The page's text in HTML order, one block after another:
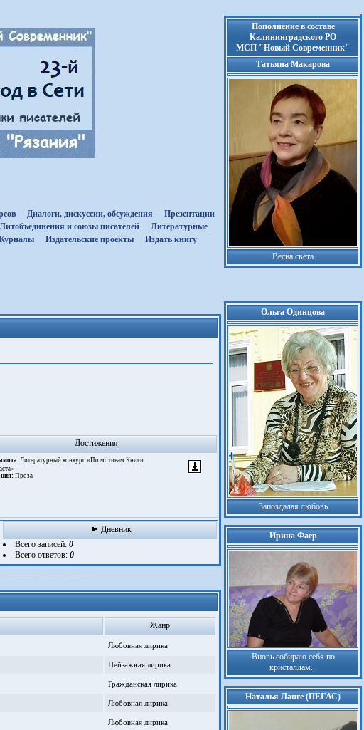
Диалоги, дискуссии, обсуждения
Презентации
Литобъединения и союзы писателей
Литературные
Издательские проекты Издать книгу
Пополнение в составе
Калининградского РО
МСП "Новый Современник"
Татьяна Макарова
Весна света
Достижения
. Литературный конкурс «По мотивам Книги
Проза
Дневник
Всего записей: 0
Всего ответов: 0
Жанр
Любовная лирика
Пейзажная лирика
Гражданская лирика
Любовная лирика
Любовная лирика
Ольга Одинцова
Запоздалая любовь
Ирина Фаер
Вновь собираю себя по
кристаллам...
Наталья Ланге (ПЕГАС)